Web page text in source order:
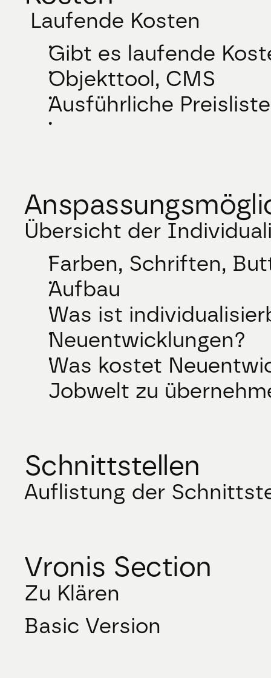
Laufende Kosten
Gibt es laufende
Objekttool, CMS
Ausführliche
Übersicht der
Farben, Schriften,
Aufbau
Was ist
Neuentwicklungen?
Was kostet
Jobwelt zu
Schnittstellen
Auflistung der
Vronis Section
Zu Klären
Basic Version